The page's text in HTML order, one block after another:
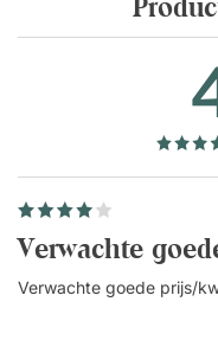
Verwachte
Verwachte goede prijs/